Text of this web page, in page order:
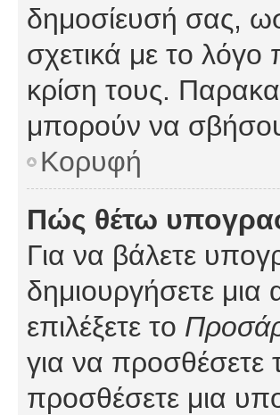
δημοσίευσή σας,
σχετικά με το
κρίση τους.
μπορούν να
Κορυφή
Πώς θέτω
Για να βάλετε
δημιουργήσετε
επιλέξετε το
για να
προσθέσετε μια